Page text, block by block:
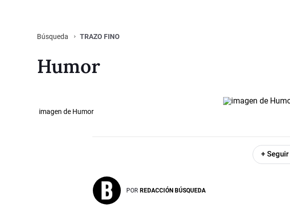
Búsqueda TRAZO FINO
Humor
imagen de Humor
+ Seguir
POR REDACCIÓN BÚSQUEDA